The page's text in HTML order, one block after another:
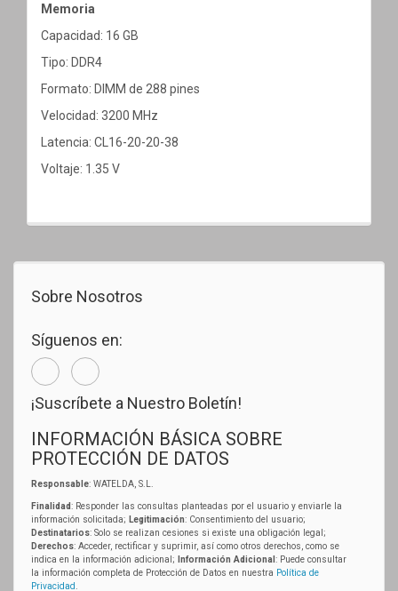
Memoria
Capacidad: 16 GB
Tipo: DDR4
Formato: DIMM de 288 pines
Velocidad: 3200 MHz
Latencia: CL16-20-20-38
Voltaje: 1.35 V
Sobre Nosotros
Síguenos en:
¡Suscríbete a Nuestro Boletín!
INFORMACIÓN BÁSICA SOBRE
PROTECCIÓN DE DATOS
Responsable: WATELDA, S.L.
Finalidad: Responder las consultas planteadas por el usuario y enviarle la
información solicitada; Legitimación: Consentimiento del usuario;
Destinatarios: Solo se realizan cesiones si existe una obligación legal;
Derechos: Acceder, rectificar y suprimir, así como otros derechos, como se
indica en la información adicional;
Información Adicional : Puede consultar
la información completa de Protección de Datos en nuestra Política de
Privacidad